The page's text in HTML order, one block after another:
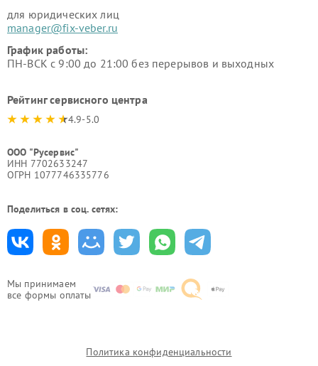
Мы принимаем
все формы оплаты
для юридических лиц
manager@fix-veber.ru
График работы:
ПН-ВСК с 9:00 до 21:00 без перерывов и выходных
Рейтинг сервисного центра
4.9-5.0
ООО "Русервис"
ИНН 7702633247
ОГРН 1077746335776
Поделиться в соц. сетях:
Политика конфиденциальности